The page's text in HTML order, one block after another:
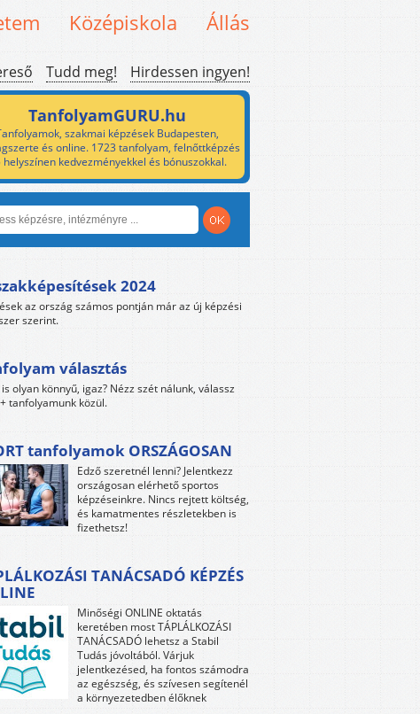
Középiskola Állás
Tudd meg! Hirdessen ingyen!
TanfolyamGURU.hu
szakmai képzések Budapesten,
és online. 1723 tanfolyam, felnőttképzés
helyszínen kedvezményekkel és bónuszokkal.
2024
az ország számos pontján már az új képzési
szerint.
választás
olyan könnyű, igaz? Nézz szét nálunk, válassz
tanfolyamunk közül.
tanfolyamok ORSZÁGOSAN
Edző szeretnél lenni? Jelentkezz
országosan elérhető sportos
képzéseinkre. Nincs rejtett költség,
és kamatmentes részletekben is
fizethetsz!
TANÁCSADÓ KÉPZÉS
Minőségi ONLINE oktatás
keretében most TÁPLÁLKOZÁSI
TANÁCSADÓ lehetsz a Stabil
Tudás jóvoltából. Várjuk
jelentkezésed, ha fontos számodra
az egészség, és szívesen segítenél
a környezetedben élőknek